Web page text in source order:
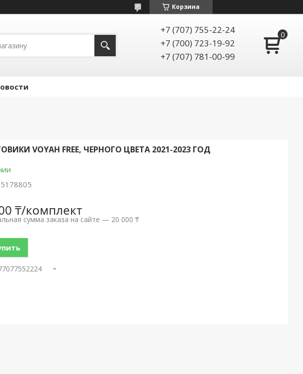
Корзина
+7 (707) 755-22-24
+7 (700) 723-19-92
+7 (707) 781-00-99
VOYAH FREE, ЧЕРНОГО ЦВЕТА 2021-2023 ГОД
₸/комплект
сумма заказа на сайте — 20 000 ₸